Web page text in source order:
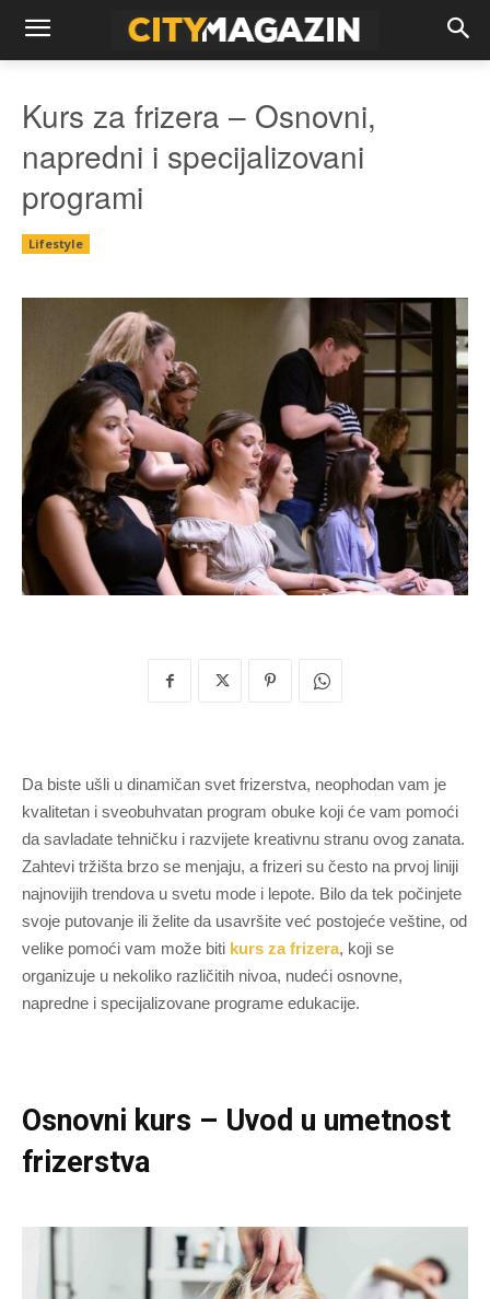
Kurs za frizera – Osnovni,
napredni i specijalizovani
programi
Lifestyle
Da biste ušli u dinamičan svet frizerstva, neophodan vam je
kvalitetan i sveobuhvatan program obuke koji će vam pomoći
da savladate tehničku i razvijete kreativnu stranu ovog zanata.
Zahtevi tržišta brzo se menjaju, a frizeri su često na prvoj liniji
najnovijih trendova u svetu mode i lepote. Bilo da tek počinjete
svoje putovanje ili želite da usavršite već postojeće veštine, od
velike pomoći vam može biti kurs za frizera, koji se
organizuje u nekoliko različitih nivoa, nudeći osnovne,
napredne i specijalizovane programe edukacije.
Osnovni kurs – Uvod u umetnost
frizerstva